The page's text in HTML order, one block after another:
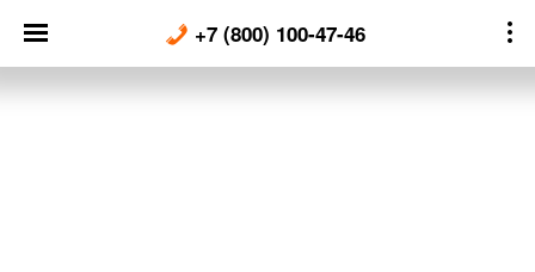
content
+7 (800) 100-47-46